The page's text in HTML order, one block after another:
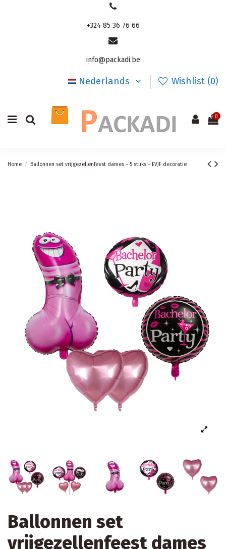
+324 85 36 76 66
info@packadi.be
Nederlands Wishlist (0)
0
Home Ballonnen set vrijgezellenfeest dames – 5 stuks – EVJF decoratie
Ballonnen set
vrijgezellenfeest dames